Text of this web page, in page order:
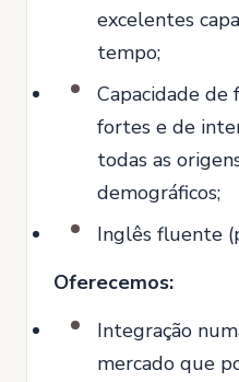
excelentes
tempo;
Capacidade de
fortes e de
todas as
demográficos;
Inglês fluente
Oferecemos:
Integração
mercado que